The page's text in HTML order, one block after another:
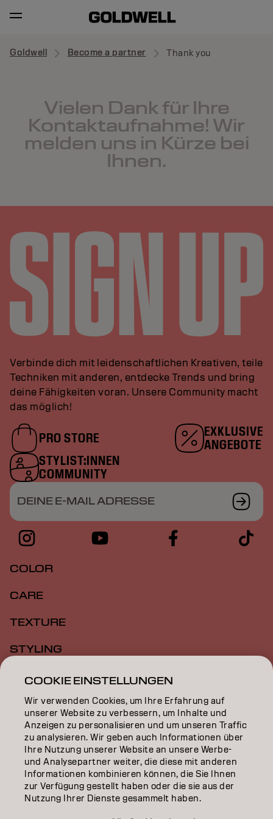
Goldwell Become a partner Thank you
Vielen Dank für Ihre
Kontaktaufnahme! Wir
melden uns in Kürze bei
Ihnen.
Verbinde dich mit leidenschaftlichen Kreativen, teile
Techniken mit anderen, entdecke Trends und bring
deine Fähigkeiten voran. Unsere Community macht
das möglich!
PRO STORE
EXKLUSIVE
ANGEBOTE
STYLIST:INNEN
COMMUNITY
DEINE E-MAIL ADRESSE
COLOR
CARE
TEXTURE
STYLING
INSPIRATION
EDUCATION
ÜBER
SALON FINDER
PARTNER WERDEN
COOKIE EINSTELLUNGEN
Wir verwenden Cookies, um Ihre Erfahrung auf
unserer Website zu verbessern, um Inhalte und
Anzeigen zu personalisieren und um unseren Traffic
zu analysieren. Wir geben auch Informationen über
Ihre Nutzung unserer Website an unsere Werbe-
und Analysepartner weiter, die diese mit anderen
Informationen kombinieren können, die Sie Ihnen
zur Verfügung gestellt haben oder die sie aus der
Nutzung Ihrer Dienste gesammelt haben.